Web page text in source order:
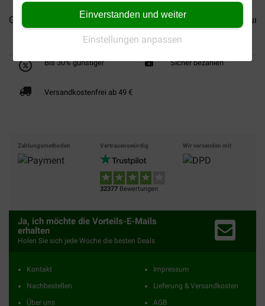
Einverstanden und weiter
Einstellungen anpassen
Gourmet Gold Luxe Mix... Gourmet Gold Mousse...
Bis 30% günstiger Sicher bezahlen
Versandkostenfrei ab 49 €
Zahlungsmethoden Vertrauenswürdig
32377 Bewertungen
Wir versenden mit
Ja, ich möchte die Vorteils-E-Mails
erhalten
Holen Sie sich jede Woche die besten Deals
Kontakt
Nachbestellen
Über uns
Impressum
Lieferung & Versandkosten
AGB